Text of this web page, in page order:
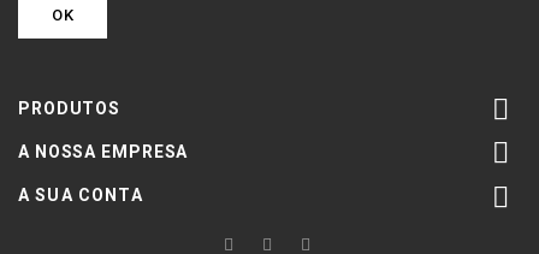
PRODUTOS 
A NOSSA EMPRESA 
A SUA CONTA 